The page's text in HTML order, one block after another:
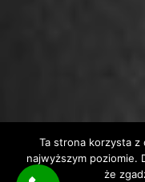
Ta strona korzysta z
najwyższym poziomie.
że